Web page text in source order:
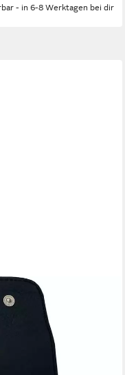
- in 6-8 Werktagen bei dir
Etui, 4 tlg.,
36,99 €
- in 6-8 Werktagen bei dir